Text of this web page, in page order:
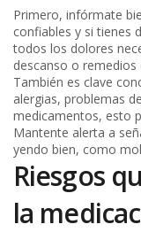
Primero, infórmate
confiables y si tienes
todos los dolores
descanso o
También es clave
alergias, problemas
medicamentos, esto
Mantente alerta a
yendo bien, como
Riesgos
la